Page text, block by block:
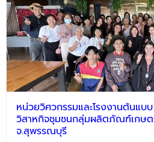
หน่วยวิศวกรรมและโรงงานต้นแบ
วิสาหกิจชุมชนกลุ่มผลิตภัณฑ์เกษ
จ.สุพรรณบุรี